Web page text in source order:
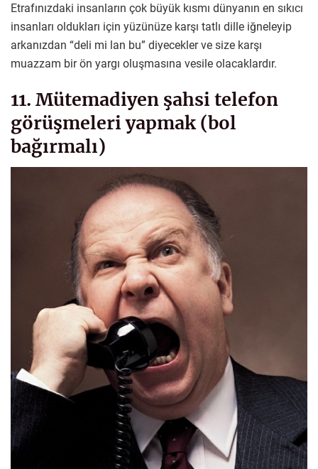
Etrafınızdaki insanların çok büyük kısmı dünyanın en sıkıcı
insanları oldukları için yüzünüze karşı tatlı dille iğneleyip
arkanızdan “deli mi lan bu” diyecekler ve size karşı
muazzam bir ön yargı oluşmasına vesile olacaklardır.
11. Mütemadiyen şahsi telefon
görüşmeleri yapmak (bol
bağırmalı)